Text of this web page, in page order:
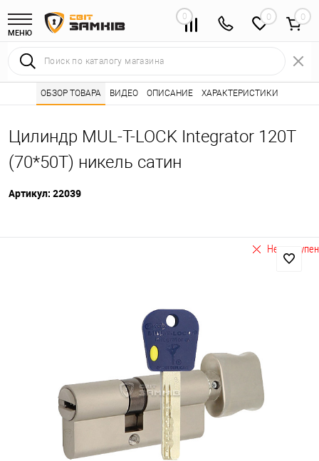
МЕНЮ
0 0
Интернет магазин замков Каталог товаров ⭐ • Сердцевины
Цилиндр MUL-T-LOCK Integrator 120T
(70*50T) никель сатин
Артикул: 22039
ОБЗОР ТОВАРА ВИДЕО ОПИСАНИЕ ХАРАКТЕРИСТИКИ
Не доступен